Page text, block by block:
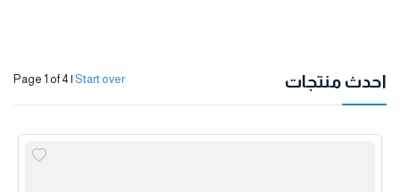
احدث منتجات Page 1 of 4 | Start over